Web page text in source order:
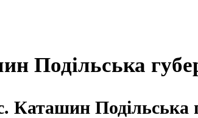
Подільська
Подільська